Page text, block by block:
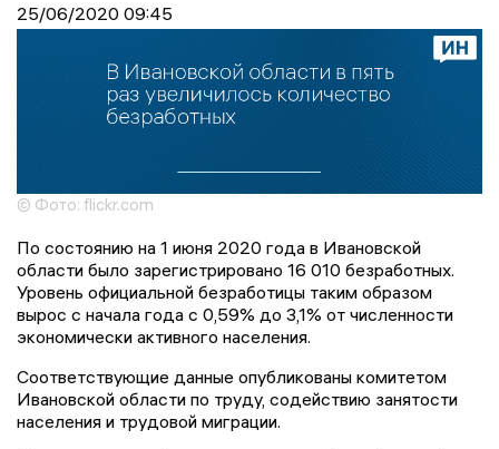
25/06/2020 09:45
© Фото: flickr.com
По состоянию на 1 июня 2020 года в Ивановской
области было зарегистрировано 16 010 безработных.
Уровень официальной безработицы таким образом
вырос с начала года с 0,59% до 3,1% от численности
экономически активного населения.
Соответствующие данные опубликованы комитетом
Ивановской области по труду, содействию занятости
населения и трудовой миграции.